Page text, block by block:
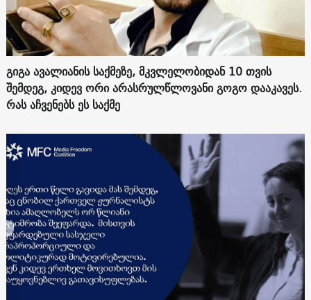
გიგა ავალიანის საქმეზე, მკვლელობიდან 10 თვის
შემდეგ, კიდევ ორი არასრულწლოვანი გოგო დააკავეს.
რას აჩვენებს ეს საქმე